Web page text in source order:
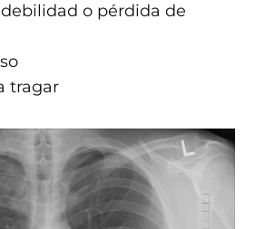
o pérdida de
tragar